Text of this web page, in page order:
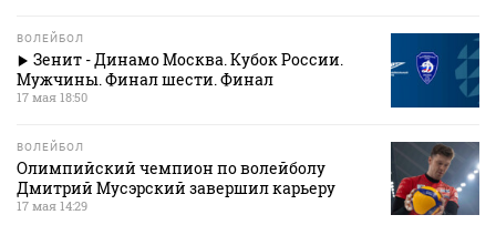
ВОЛЕЙБОЛ
Зенит - Динамо Москва. Кубок России.
Мужчины. Финал шести. Финал
17 мая 18:50
ВОЛЕЙБОЛ
Олимпийский чемпион по волейболу
Дмитрий Мусэрский завершил карьеру
17 мая 14:29